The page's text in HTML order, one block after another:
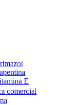
E
comercial